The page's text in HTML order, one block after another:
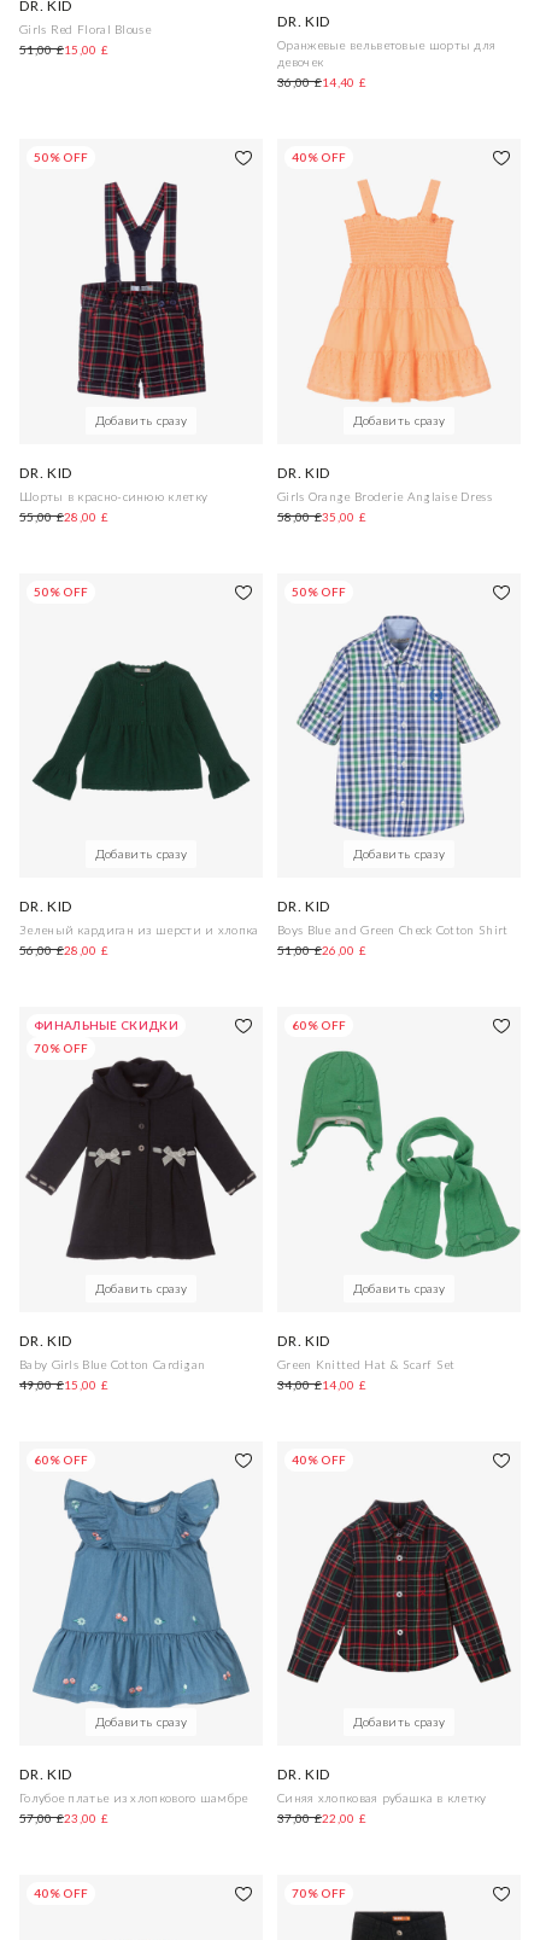
DR. KID
Girls Red Floral Blouse
51,00 £15,00 £
DR. KID
Оранжевые вельветовые шорты для
девочек
36,00 £14,40 £
50% OFF
Добавить сразу
DR. KID
Шорты в красно-синюю клетку
55,00 £28,00 £
40% OFF
Добавить сразу
DR. KID
Girls Orange Broderie Anglaise Dress
58,00 £35,00 £
50% OFF
Добавить сразу
DR. KID
Зеленый кардиган из шерсти и хлопка
56,00 £28,00 £
50% OFF
Добавить сразу
DR. KID
Boys Blue and Green Check Cotton Shirt
51,00 £26,00 £
ФИНАЛЬНЫЕ СКИДКИ
70% OFF
Добавить сразу
DR. KID
Baby Girls Blue Cotton Cardigan
49,00 £15,00 £
60% OFF
Добавить сразу
DR. KID
Green Knitted Hat & Scarf Set
34,00 £14,00 £
60% OFF
Добавить сразу
DR. KID
Голубое платье из хлопкового шамбре
57,00 £23,00 £
40% OFF
Добавить сразу
DR. KID
Синяя хлопковая рубашка в клетку
37,00 £22,00 £
40% OFF 70% OFF